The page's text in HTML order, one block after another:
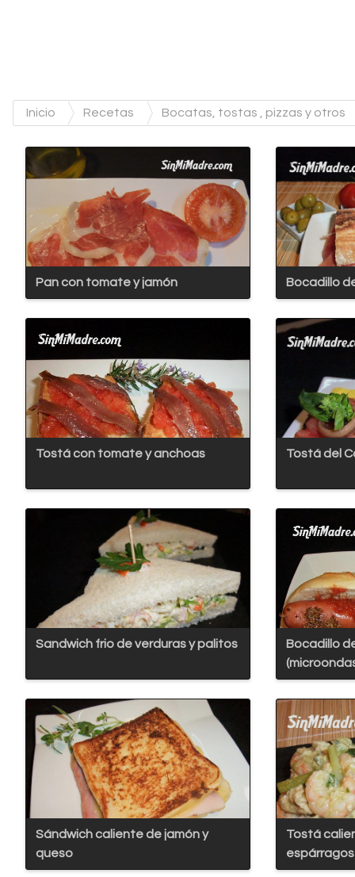
Inicio Recetas Bocatas, tostas , pizzas y otros
Pan con tomate y jamón Bocadillo
Tostá con tomate y anchoas Tostá del
Sandwich frio de verduras y palitos
Bocadillo
Sándwich caliente de jamón y
queso
Tostá